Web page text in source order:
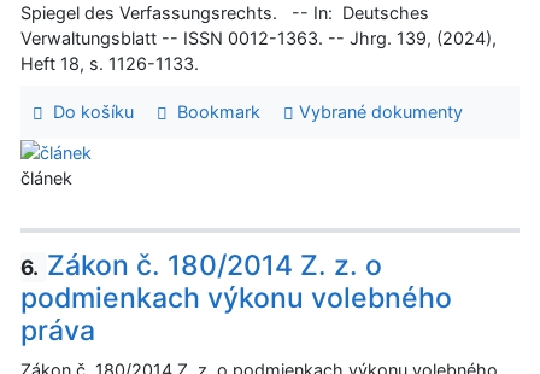
Spiegel des Verfassungsrechts. -- In: Deutsches
Verwaltungsblatt -- ISSN 0012-1363. -- Jhrg. 139, (2024),
Heft 18, s. 1126-1133.
Do košíku Bookmark Vybrané dokumenty
článek
6. Zákon č. 180/2014 Z. z. o
podmienkach výkonu volebného
práva